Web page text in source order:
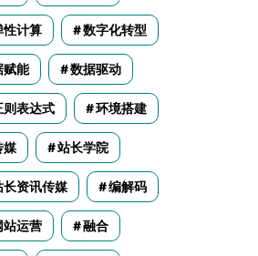
性计算 数字化转型
赋能 数据驱动
则表达式 环境搭建
媒 站长学院
长资讯传媒 编解码
站运营 融合